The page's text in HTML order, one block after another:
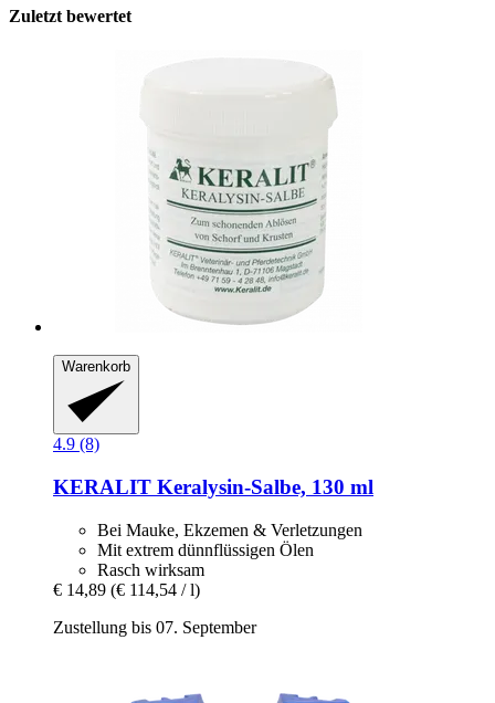
Zuletzt bewertet
Warenkorb
4.9 (8)
KERALIT Keralysin-​Salbe, 130 ml
Bei Mauke, Ekzemen & Verletzungen
Mit extrem dünnflüssigen Ölen
Rasch wirksam
€ 14,89 (€ 114,54 / l)
Zustellung bis 07. September